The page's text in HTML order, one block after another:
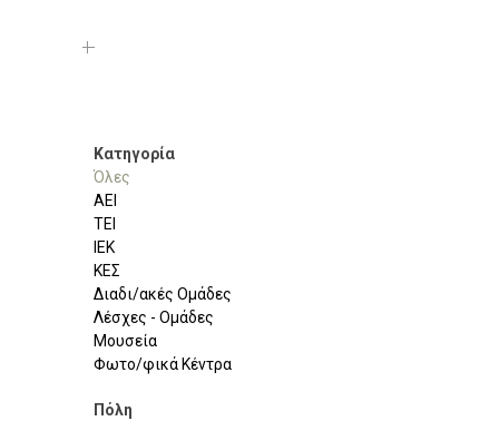
Κατηγορία
Όλες
ΑΕΙ
ΤΕΙ
ΙΕΚ
ΚΕΣ
Διαδι/ακές Ομάδες
Λέσχες - Ομάδες
Μουσεία
Φωτο/φικά Κέντρα
Πόλη